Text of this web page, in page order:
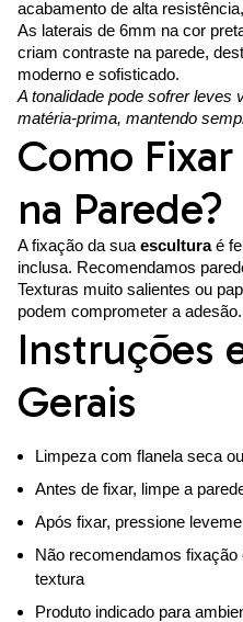
acabamento de alta
As laterais de 6mm na cor
criam contraste na parede,
moderno e sofisticado.
A tonalidade pode sofrer leves
matéria-prima, mantendo
Como
na Parede?
A fixação da sua esculturaé
inclusa. Recomendamos
Texturas muito salientes ou
podem comprometer a adesão.
Instruções
Gerais
Limpeza com flanela seca
Antes de fixar, limpe a
Após fixar, pressione
Não recomendamos
textura
Produto indicado para